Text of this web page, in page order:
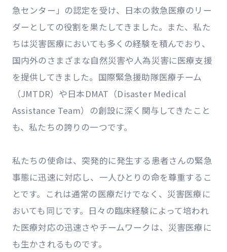
急センター」の認定を受け、日本の救急医療のリー
ダーとしての役割を果たしてきました。また、私た
ちは災害医療においても多くの経験を積んでおり、
国内外のさまざまな自然災害や人為災害に医療支援
を提供してきました。国際緊急援助隊医療チーム
（JMTDR）や日本DMAT（Disaster Medical
Assistance Team）の創設に深く関与してきたこと
も、私たちの誇りの一つです。
私たちの使命は、突発的に発生する患者さんの緊急
事態に迅速に対応し、一人ひとりの命を尊重するこ
とです。これは通常の医療だけでなく、災害医療に
おいても同じです。日々の臨床経験によって培われ
た医療対応の迅速さやチームワークは、災害医療に
も生かされるものです。